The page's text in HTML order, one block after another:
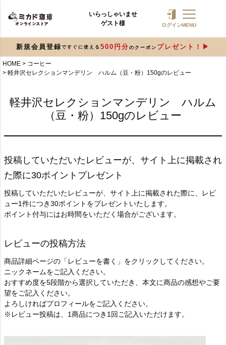
いらっしゃいませ
ゲスト様
ログインMENU
新規会員登録 ですぐに使える 500円分 のクーポン プレゼント！
HOME
コーヒー
軽井沢セレクションマンデリン ハルム（豆・粉）150gのレビュー
軽井沢セレクションマンデリン ハルム
（豆・粉）150gのレビュー
投稿していただいたレビューが、サイト上に掲載され
た際に30ポイントプレゼント
投稿していただいたレビューが、サイト上に掲載された際に、レビ
ュー1件につき30ポイントをプレゼントいたします。
ポイント付与にはお時間をいただく場合がございます。
レビューの投稿方法
商品詳細ページの「レビューを書く」をクリックしてください。
ニックネームをご記入ください。
おすすめ度を5段階から選択していただき、本文に商品の感想やご要
望をご記入ください。
よろしければプロフィールをご記入ください。
※レビュー投稿は、1商品につき1回ご記入いただけます。